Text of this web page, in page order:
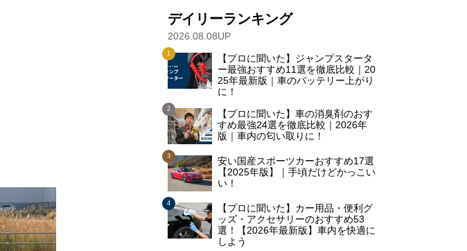
デイリーランキング
2026.08.08UP
【プロに聞いた】ジャンプスタータ
ー最強おすすめ11選を徹底比較｜20
25年最新版｜車のバッテリー上がり
に！
【プロに聞いた】車の消臭剤のおす
すめ最強24選を徹底比較｜2026年
版｜車内の匂い取りに！
安い国産スポーツカーおすすめ17選
【2025年版】｜手頃だけどかっこい
い！
【プロに聞いた】カー用品・便利グ
ッズ・アクセサリーのおすすめ53
選！【2026年最新版】車内を快適に
しよう